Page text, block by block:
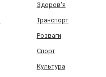
Здоров'я
Транспорт
Розваги
Спорт
Культура